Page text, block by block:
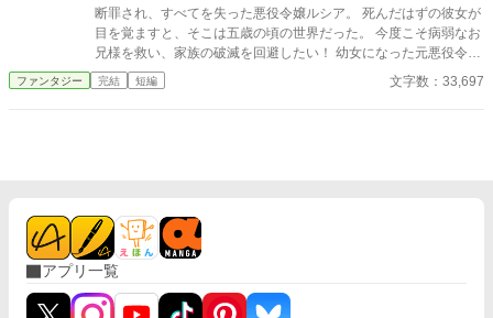
断罪され、すべてを失った悪役令嬢ルシア。 死んだはずの彼女が
目を覚ますと、そこは五歳の頃の世界だった。 今度こそ病弱なお
兄様を救い、家族の破滅を回避したい！ 幼女になった元悪役令嬢
が、前世の知識を武器に運命へ立ち向かう家族愛たっぷりの逆行
ファンタジー。
ファンタジー 完結 短編 文字数：33,697
アプリ一覧